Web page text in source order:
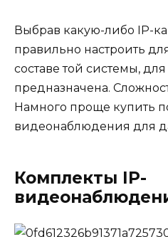
Выбрав какую-либо IP-
правильно настроить
составе той системы,
предназначена.
Намного проще купить
видеонаблюдения для
Комплекты IP-